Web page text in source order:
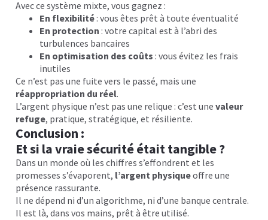
Avec ce système mixte, vous gagnez :
En flexibilité : vous êtes prêt à toute éventualité
En protection : votre capital est à l’abri des
turbulences bancaires
En optimisation des coûts : vous évitez les frais
inutiles
Ce n’est pas une fuite vers le passé, mais une
réappropriation du réel.
L’argent physique n’est pas une relique : c’est une valeur
refuge, pratique, stratégique, et résiliente.
Conclusion :
Et si la vraie sécurité était tangible ?
Dans un monde où les chiffres s’effondrent et les
promesses s’évaporent, l’argent physiqueoffre une
présence rassurante.
Il ne dépend ni d’un algorithme, ni d’une banque centrale.
Il est là, dans vos mains, prêt à être utilisé.